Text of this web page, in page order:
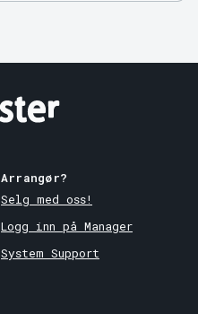
Arrangør?
Selg med oss!
Logg inn på Manager
System Support